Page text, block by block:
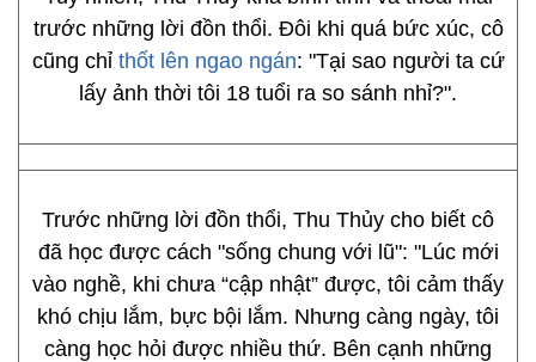
trước những lời đồn thổi. Đôi khi quá bức xúc, cô
cũng chỉ thốt lên ngao ngán: "Tại sao người ta cứ
lấy ảnh thời tôi 18 tuổi ra so sánh nhỉ?".
Trước những lời đồn thổi, Thu Thủy cho biết cô
đã học được cách "sống chung với lũ": "Lúc mới
vào nghề, khi chưa “cập nhật” được, tôi cảm thấy
khó chịu lắm, bực bội lắm. Nhưng càng ngày, tôi
càng học hỏi được nhiều thứ. Bên cạnh những